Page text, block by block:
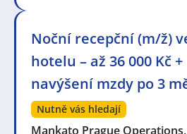
Noční recepční (m/ž)
hotelu – až 36 000 Kč +
navýšení mzdy po 3
Nutně vás hledají
Mankato Prague